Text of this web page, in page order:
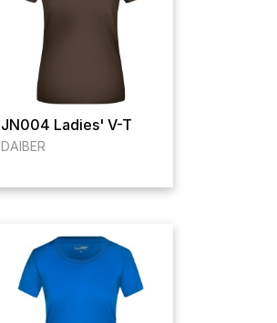
JN004 Ladies' V-T
DAIBER